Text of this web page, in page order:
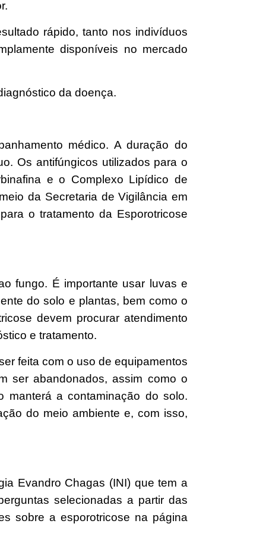
rápido, tanto nos indivíduos
disponíveis no mercado
da doença.
médico. A duração do
Os antifúngicos utilizados para o
e o Complexo Lipídico de
da Secretaria de Vigilância em
o tratamento da Esporotricose
fungo. É importante usar luvas e
do solo e plantas, bem como o
devem procurar atendimento
e tratamento.
feita com o uso de equipamentos
ser abandonados, assim como o
manterá a contaminação do solo.
do meio ambiente e, com isso,
Evandro Chagas (INI) que tem a
selecionadas a partir das
sobre a esporotricose na página